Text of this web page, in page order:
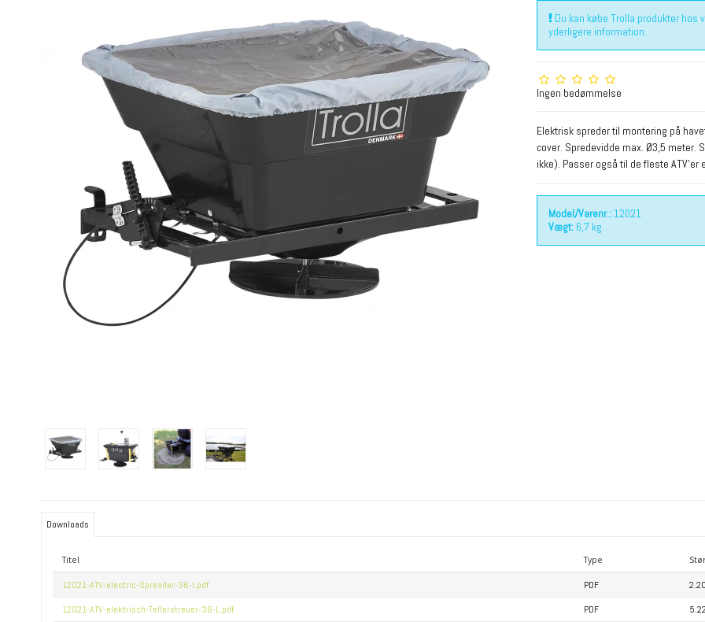
Du kan købe Trolla produkter
yderligere information.
Ingen bedømmelse
Elektrisk spreder til montering på
cover. Spredevidde max. Ø3,5 meter.
ikke). Passer også til de fleste ATV'er
Model/Varenr.:12021
Vægt: 6,7 kg.
Downloads
Titel Type
12021-ATV-electric-Spreader-36-l.pdf PDF
12021-ATV-elektrisch-Tellerstreuer-36-L.pdf
PDF